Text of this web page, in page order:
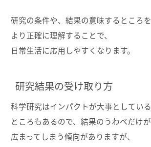
研究の条件や、結果の意味するところを
より正確に理解することで、
日常生活に応用しやすくなります。
研究結果の受け取り方
科学研究はインパクトが大事としている
ところもあるので、結果のうわべだけが
広まってしまう傾向がありますが、